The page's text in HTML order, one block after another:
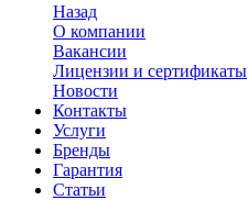
Назад
О компании
Вакансии
Лицензии и сертификаты
Новости
Контакты
Услуги
Бренды
Гарантия
Статьи